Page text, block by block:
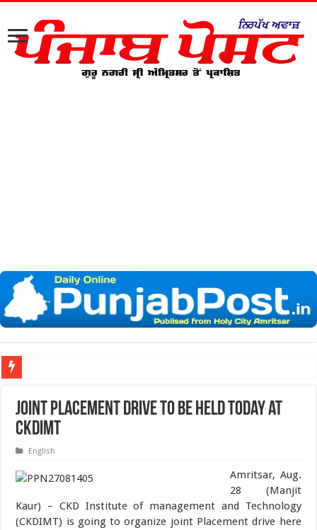
Joint Placement drive to be held today at
CKDIMT
English
Amritsar, Aug.
28 (Manjit
Kaur) – CKD Institute of management and Technology
(CKDIMT) is going to organize joint Placement drive here